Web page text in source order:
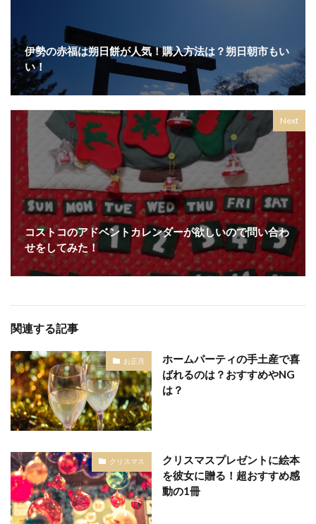
伊勢の赤福は朔日餅が人気！購入方法は？朔日朝市もい
い！
Next
コストコのアドベントカレンダーが欲しいので問い合わ
せをしてみた！
関連する記事
お正月
ホームパーティの手土産で喜
ばれるのは？おすすめやNG
は？
クリスマス
クリスマスプレゼントに絵本
を彼女に贈る！超おすすめ感
動の1冊